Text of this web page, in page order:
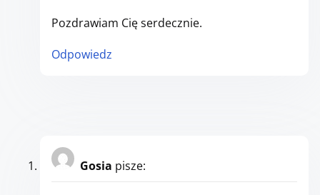
Pozdrawiam Cię serdecznie.
Odpowiedz
Gosia pisze: